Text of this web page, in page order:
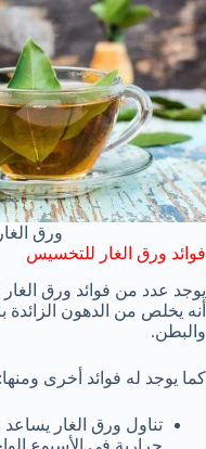
ورق
فوائد ورق الغار للتخسيس
يوجد عدد من فوائد ورق
أنه يخلص من الدهون
والبطن.
كما يوجد له فوائد أخرى ومنها:
حرارية في الأسبوع